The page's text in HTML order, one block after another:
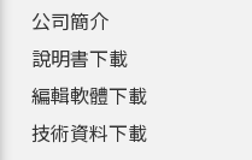
公司簡介
說明書下載
編輯軟體下載
技術資料下載